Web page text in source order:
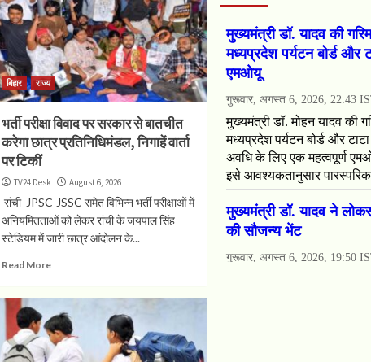
बिहार राज्य
भर्ती परीक्षा विवाद पर सरकार से बातचीत
करेगा छात्र प्रतिनिधिमंडल, निगाहें वार्ता
पर टिकीं
TV24 Desk August 6, 2026
रांची JPSC-JSSC समेत विभिन्न भर्ती परीक्षाओं में
अनियमितताओं को लेकर रांची के जयपाल सिंह
स्टेडियम में जारी छात्र आंदोलन के...
Read More